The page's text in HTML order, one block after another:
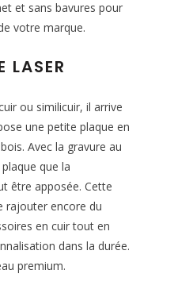
et sans bavures pour
votre marque.
LASER
ou similicuir, il arrive
une petite plaque en
Avec la gravure au
que la
être apposée. Cette
rajouter encore du
en cuir tout en
dans la durée.
premium.